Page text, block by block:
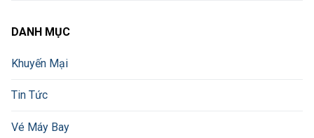
DANH MỤC
Khuyến Mại
Tin Tức
Vé Máy Bay